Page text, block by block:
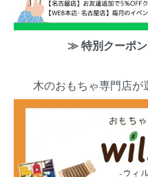
≫ 特別クーポ
木のおもちゃ専門店が